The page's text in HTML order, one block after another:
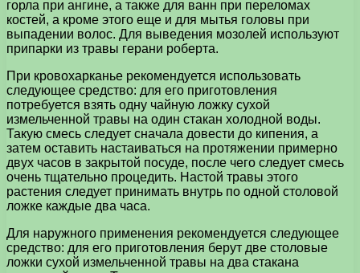
горла при ангине, а также для ванн при переломах
костей, а кроме этого еще и для мытья головы при
выпадении волос. Для выведения мозолей используют
припарки из травы герани роберта.
При кровохарканье рекомендуется использовать
следующее средство: для его приготовления
потребуется взять одну чайную ложку сухой
измельченной травы на один стакан холодной воды.
Такую смесь следует сначала довести до кипения, а
затем оставить настаиваться на протяжении примерно
двух часов в закрытой посуде, после чего следует смесь
очень тщательно процедить. Настой травы этого
растения следует принимать внутрь по одной столовой
ложке каждые два часа.
Для наружного применения рекомендуется следующее
средство: для его приготовления берут две столовые
ложки сухой измельченной травы на два стакана